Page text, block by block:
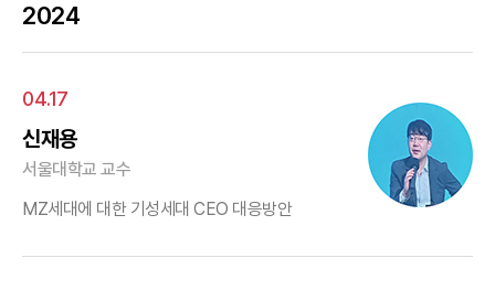
2024
04.17
신재용
서울대학교 교수
MZ세대에 대한 기성세대 CEO 대응방안